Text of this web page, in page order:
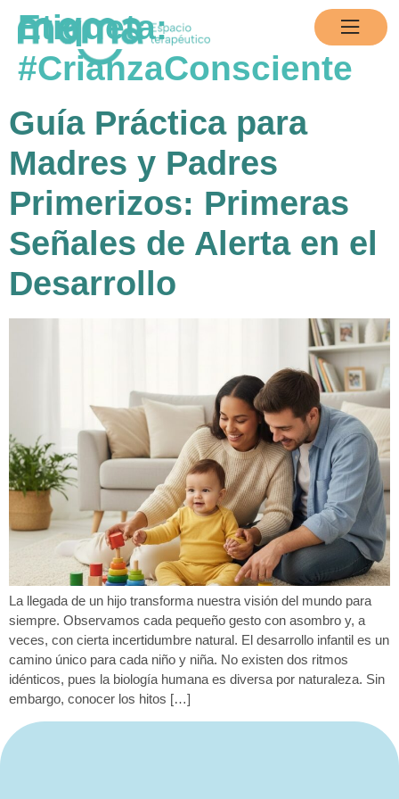
Etiqueta:
#CrianzaConsciente
Guía Práctica para
Madres y Padres
Primerizos: Primeras
Señales de Alerta en el
Desarrollo
La llegada de un hijo transforma nuestra visión del mundo para
siempre. Observamos cada pequeño gesto con asombro y, a
veces, con cierta incertidumbre natural. El desarrollo infantil es un
camino único para cada niño y niña. No existen dos ritmos
idénticos, pues la biología humana es diversa por naturaleza. Sin
embargo, conocer los hitos […]